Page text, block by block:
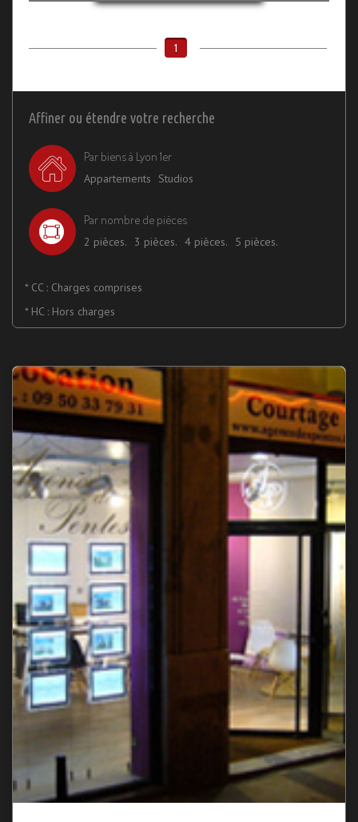
1
Affiner ou étendre votre recherche
Par biens à Lyon 1er
Appartements Studios
Par nombre de pièces
2 pièces. 3 pièces. 4 pièces. 5 pièces.
* CC : Charges comprises
* HC : Hors charges